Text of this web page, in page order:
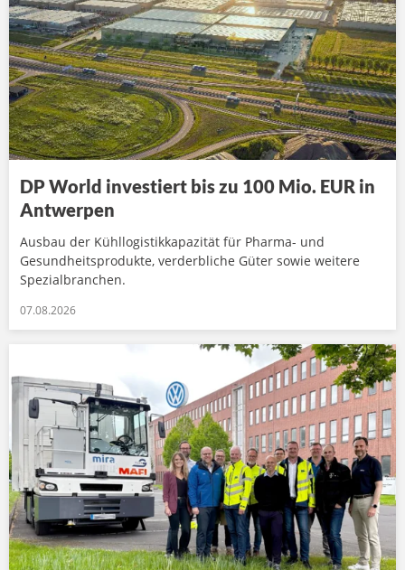
DP World investiert bis zu 100 Mio. EUR in
Antwerpen
Ausbau der Kühllogistikkapazität für Pharma- und
Gesundheitsprodukte, verderbliche Güter sowie weitere
Spezialbranchen.
07.08.2026